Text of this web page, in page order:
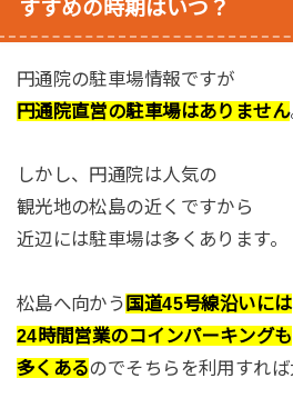
すすめの時期はいつ？
円通院の駐車場情報ですが
円通院直営の駐車場はありません
しかし、円通院は人気の
観光地の松島の近くですから
近辺には駐車場は多くあります。
松島へ向かう 国道45号線沿いには
24時間営業のコインパーキングも
多くあるのでそちらを利用すれば